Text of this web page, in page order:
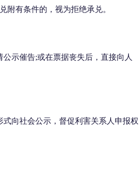
附有条件的，视为拒绝承兑。
示催告;或在票据丧失后，直接向人
向社会公示，督促利害关系人申报权